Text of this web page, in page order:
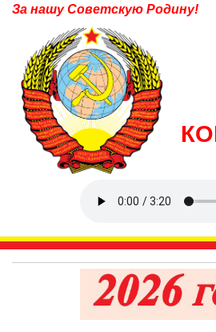
За нашу Советскую Родину!